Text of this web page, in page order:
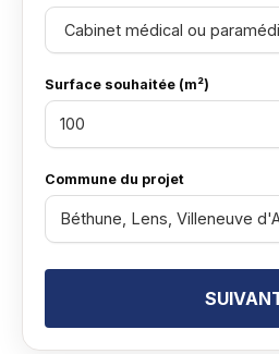
Surface souhaitée (m²)
Commune du projet